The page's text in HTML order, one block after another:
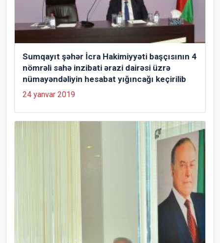
Sumqayıt şəhər İcra Hakimiyyəti başçısının 4
nömrəli sahə inzibati ərazi dairəsi üzrə
nümayəndəliyin hesabat yığıncağı keçirilib
24 yanvar 2019